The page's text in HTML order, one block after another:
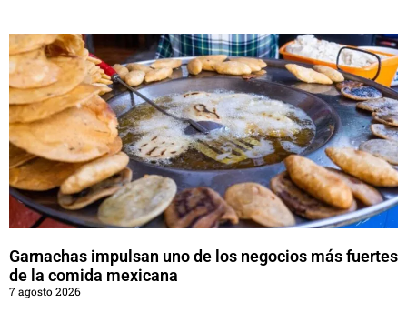
Garnachas impulsan uno de los negocios más fuertes
de la comida mexicana
7 agosto 2026